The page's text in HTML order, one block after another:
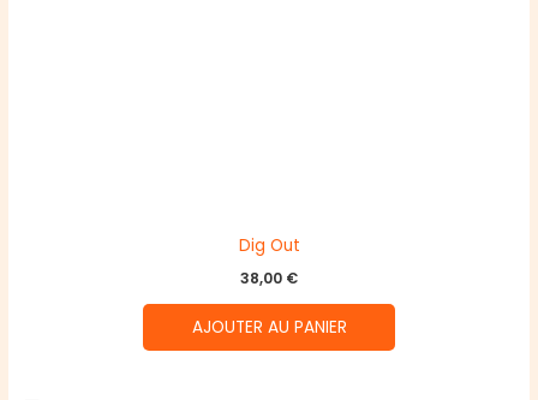
Dig Out
38,00 €
AJOUTER AU PANIER